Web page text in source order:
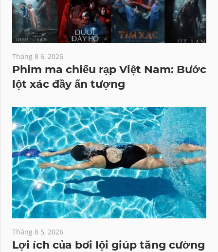
Tháng 8 6, 2026
Phim ma chiếu rạp Việt Nam: Bước
lột xác đầy ấn tượng
Tháng 8 5, 2026
Lợi ích của bơi lội giúp tăng cường